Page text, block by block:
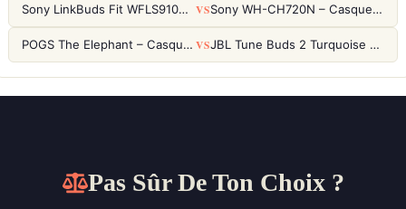
Sony LinkBuds Fit WFLS910NW Blanc – Écouteurs Sport Ailes ANC VS Sony WH-CH720N – Casque ANC 35h, Ultra-léger (192g) avec Processeur V1
POGS The Elephant – Casque Filaire Enfants 85dB POGS-Safe™ (Éco-Responsable) VS JBL Tune Buds 2 Turquoise – Écouteurs True Wireless avec ANC et autonomie 48h
Pas Sûr De Ton Choix ?